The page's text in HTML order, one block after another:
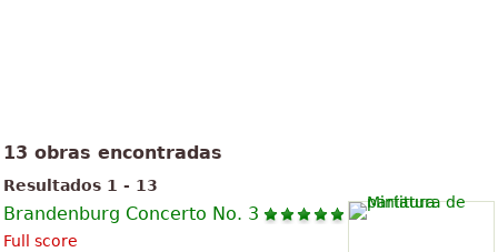
13 obras encontradas
Resultados 1 - 13
Brandenburg Concerto No. 3
Full score